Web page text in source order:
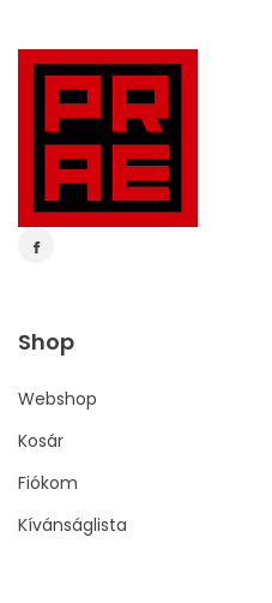
Shop
Webshop
Kosár
Fiókom
Kívánságlista